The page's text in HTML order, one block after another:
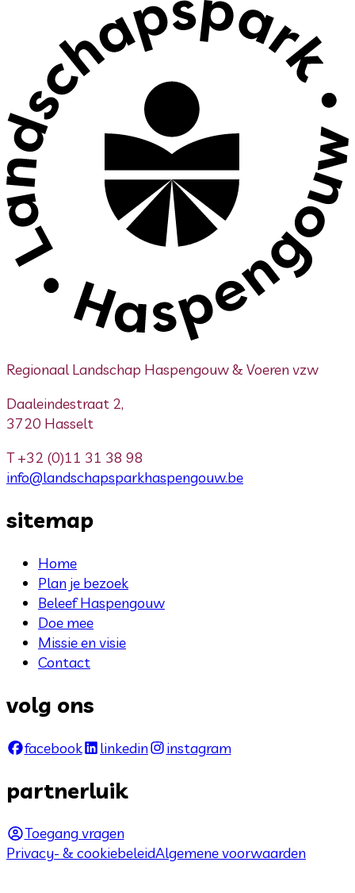
Regionaal Landschap Haspengouw & Voeren vzw
Daaleindestraat 2,
3720 Hasselt
T+32 (0)11 31 38 98
info@landschapsparkhaspengouw.be
sitemap
Home
Plan je bezoek
Beleef Haspengouw
Doe mee
Missie en visie
Contact
volg ons
facebook linkedin instagram
partnerluik
Toegang vragen
Privacy- & cookiebeleidAlgemene voorwaarden